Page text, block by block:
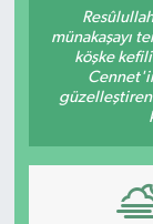
münakaşayı
köşke
Resmi